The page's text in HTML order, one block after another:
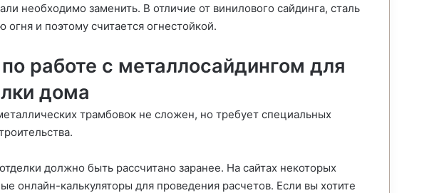
необходимо заменить. В отличие от винилового сайдинга, сталь
и поэтому считается огнестойкой.
работе с металлосайдингом для
дома
трамбовок не сложен, но требует специальных
должно быть рассчитано заранее. На сайтах некоторых
онлайн-калькуляторы для проведения расчетов. Если вы хотите